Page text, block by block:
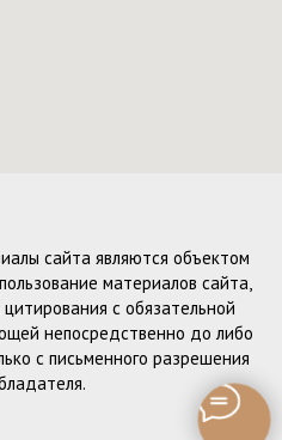
сайта являются объектом
материалов сайта,
с обязательной
непосредственно до либо
с письменного разрешения